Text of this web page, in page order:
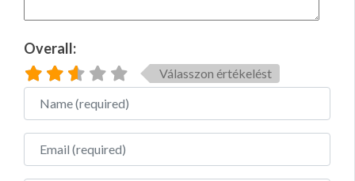
Overall:
Válasszon értékelést
Name
Email